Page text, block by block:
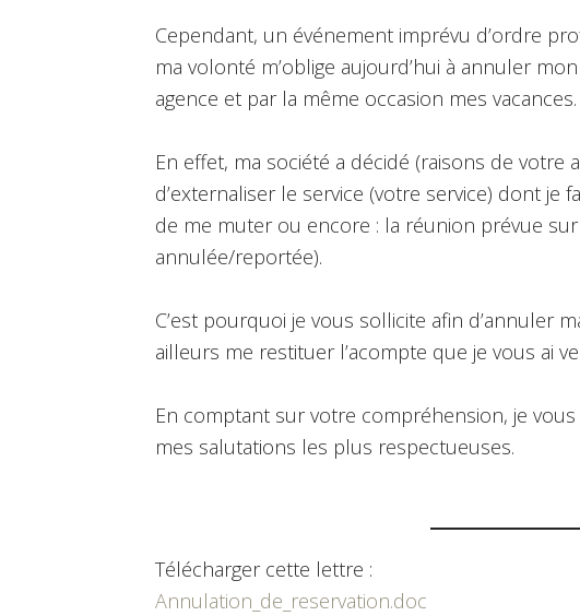
Cependant, un événement imprévu d’ordre
ma volonté m’oblige aujourd’hui à annuler
agence et par la même occasion mes vacances.
En effet, ma société a décidé (raisons de
d’externaliser le service (votre service) dont je
de me muter ou encore : la réunion prévue
annulée/reportée).
C’est pourquoi je vous sollicite afin d’annuler
ailleurs me restituer l’acompte que je vous ai
En comptant sur votre compréhension, je
mes salutations les plus respectueuses.
Télécharger cette lettre :
Annulation_de_reservation.doc